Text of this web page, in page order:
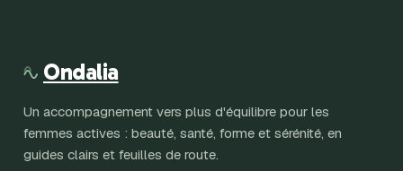
Ondalia
Un accompagnement vers plus d'équilibre pour les
femmes actives : beauté, santé, forme et sérénité, en
guides clairs et feuilles de route.